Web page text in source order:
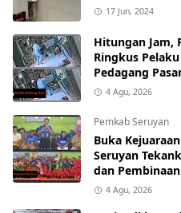
17 Jun, 2024
Hitungan Jam,
Ringkus
Pedagang
4 Agu, 2026
Pemkab Seruyan
Buka
Seruyan
dan
4 Agu, 2026